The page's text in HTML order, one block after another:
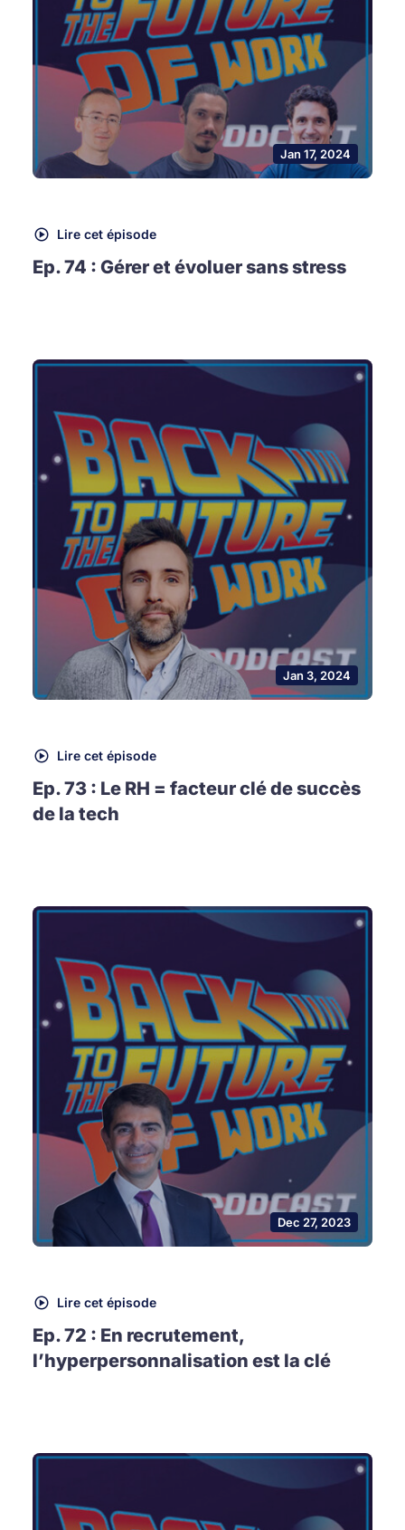
Jan 17, 2024
Lire cet épisode
Ep. 74 : Gérer et évoluer sans stress
Jan 3, 2024
Lire cet épisode
Ep. 73 : Le RH = facteur clé de succès
de la tech
Dec 27, 2023
Lire cet épisode
Ep. 72 : En recrutement,
l’hyperpersonnalisation est la clé